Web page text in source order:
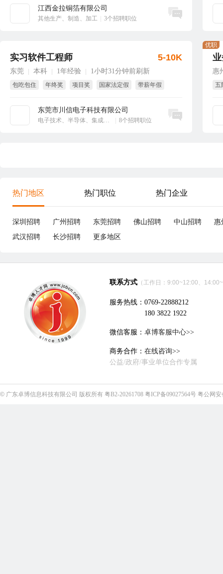
江西金拉铜箔有限公司
其他生产、制造、加工 3个招聘职位
立即沟通
实习软件工程师
东莞 本科 1年经验 1小时31分钟前刷新
包吃包住 年终奖 项目奖 国家法定假 带薪年假
东莞市川信电子科技有限公司
电子技术、半导体、集成电路 8个招聘职位
5-10K
立即沟通
惠
五
优职
热门地区 热门职位 热门企业
深圳招聘 广州招聘 东莞招聘 佛山招聘 中山招聘
惠
武汉招聘
长沙招聘 更多地区
联系方式 （工作日：9:00~12:00、
服务热线：0769-22888212
180 3822 1922
微信客服： 卓博客服中心>>
商务合作： 在线咨询>>
公益/政府/事业单位合作专属
© 广东卓博信息科技有限公司 版权所有 粤B2-20261708 粤ICP备09027564号 粤公网安